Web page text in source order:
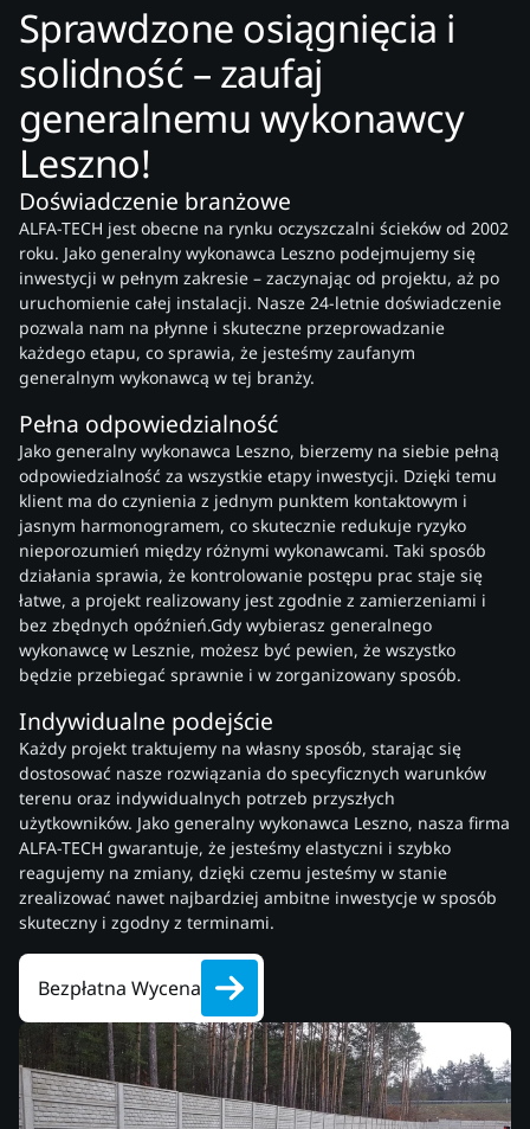
Sprawdzone osiągnięcia i
solidność – zaufaj
generalnemu wykonawcy
Leszno!
Doświadczenie branżowe
ALFA-TECH jest obecne na rynku oczyszczalni ścieków od 2002
roku. Jako generalny wykonawca Leszno podejmujemy się
inwestycji w pełnym zakresie – zaczynając od projektu, aż po
uruchomienie całej instalacji. Nasze 24-letnie doświadczenie
pozwala nam na płynne i skuteczne przeprowadzanie
każdego etapu, co sprawia, że jesteśmy zaufanym
generalnym wykonawcą w tej branży.
Pełna odpowiedzialność
Jako generalny wykonawca Leszno, bierzemy na siebie pełną
odpowiedzialność za wszystkie etapy inwestycji. Dzięki temu
klient ma do czynienia z jednym punktem kontaktowym i
jasnym harmonogramem, co skutecznie redukuje ryzyko
nieporozumień między różnymi wykonawcami. Taki sposób
działania sprawia, że kontrolowanie postępu prac staje się
łatwe, a projekt realizowany jest zgodnie z zamierzeniami i
bez zbędnych opóźnień.Gdy wybierasz generalnego
wykonawcę w Lesznie, możesz być pewien, że wszystko
będzie przebiegać sprawnie i w zorganizowany sposób.
Indywidualne podejście
Każdy projekt traktujemy na własny sposób, starając się
dostosować nasze rozwiązania do specyficznych warunków
terenu oraz indywidualnych potrzeb przyszłych
użytkowników. Jako generalny wykonawca Leszno, nasza firma
ALFA-TECH gwarantuje, że jesteśmy elastyczni i szybko
reagujemy na zmiany, dzięki czemu jesteśmy w stanie
zrealizować nawet najbardziej ambitne inwestycje w sposób
skuteczny i zgodny z terminami.
Bezpłatna Wycena